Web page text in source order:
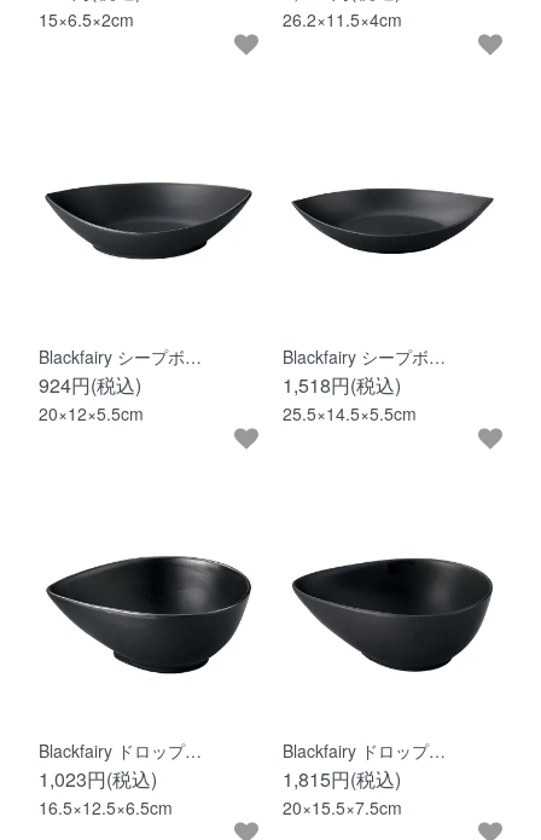
15×6.5×2cm 26.2×11.5×4cm
Blackfairy シープボ…
924円(税込)
20×12×5.5cm
Blackfairy シープボ…
1,518円(税込)
25.5×14.5×5.5cm
Blackfairy ドロップ…
1,023円(税込)
16.5×12.5×6.5cm
Blackfairy ドロップ…
1,815円(税込)
20×15.5×7.5cm